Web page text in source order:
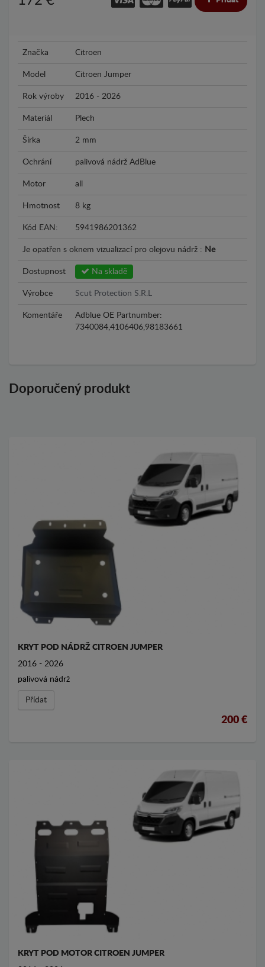
Značka Citroen
Model Citroen Jumper
Rok výroby 2016 - 2026
Materiál Plech
Šírka 2 mm
Ochrání palivová nádrž AdBlue
Motor all
Hmotnost 8 kg
Kód EAN: 5941986201362
Je opatřen s oknem vizualizací pro olejovu nádrž : Ne
Dostupnost Na skladě
Výrobce Scut Protection S.R.L
Komentáře
Adblue OE Partnumber:
7340084,4106406,98183661
Doporučený produkt
KRYT POD NÁDRŽ CITROEN JUMPER
2016 - 2026
palivová nádrž
Přídat
200 €
KRYT POD MOTOR CITROEN JUMPER